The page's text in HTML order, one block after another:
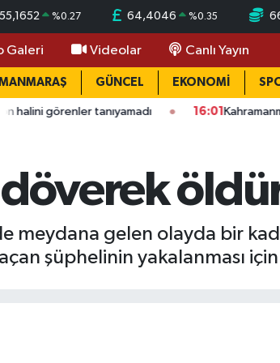
55,1652 %0.27 64,4046 %0.35
Galeri Videolar Canlı Yayın
GÜNCEL EKONOMİ
tanıyamadı 16:01Kahramanmaraş’ta bina
meydana gelen olayda bir
şüphelinin yakalanması için